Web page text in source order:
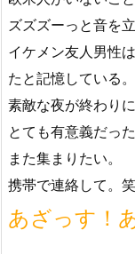
ズズズーっと音を
イケメン友人男性
たと記憶している
素敵な夜が終わりに
とても有意義だった
また集まりたい。
携帯で連絡して。笑
あざっす！